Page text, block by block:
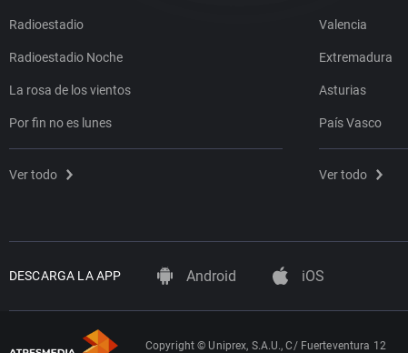
Radioestadio
Radioestadio Noche
La rosa de los vientos
Por fin no es lunes
Ver todo
Valencia
Extremadura
Asturias
País Vasco
Ver todo
DESCARGA LA APP Android iOS
Copyright © Uniprex, S.A.U., C/ Fuerteventura 12